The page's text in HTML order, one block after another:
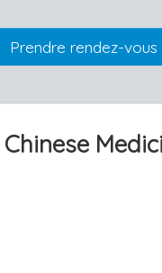
Prendre rendez-vous